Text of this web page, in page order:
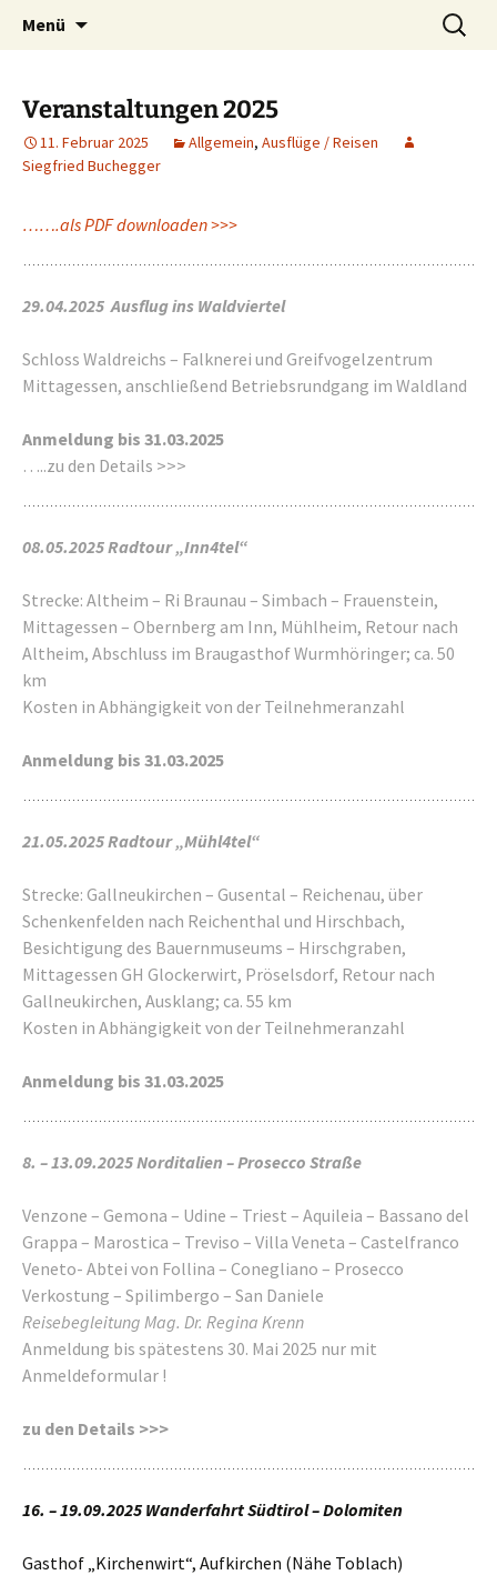
Menü
Suchen
nach:
Veranstaltungen 2025
11. Februar 2025 Allgemein, Ausflüge / Reisen
Siegfried Buchegger
…….als PDF downloaden >>>
29.04.2025 Ausflug ins Waldviertel
Schloss Waldreichs – Falknerei und Greifvogelzentrum
Mittagessen, anschließend Betriebsrundgang im Waldland
Anmeldung bis 31.03.2025
…..zu den Details >>>
08.05.2025Radtour „Inn4tel“
Strecke: Altheim – Ri Braunau – Simbach – Frauenstein,
Mittagessen – Obernberg am Inn, Mühlheim, Retour nach
Altheim, Abschluss im Braugasthof Wurmhöringer; ca. 50
km
Kosten in Abhängigkeit von der Teilnehmeranzahl
Anmeldung bis 31.03.2025
21.05.2025Radtour „Mühl4tel“
Strecke: Gallneukirchen – Gusental – Reichenau, über
Schenkenfelden nach Reichenthal und Hirschbach,
Besichtigung des Bauernmuseums – Hirschgraben,
Mittagessen GH Glockerwirt, Pröselsdorf, Retour nach
Gallneukirchen, Ausklang; ca. 55 km
Kosten in Abhängigkeit von der Teilnehmeranzahl
Anmeldung bis 31.03.2025
8. – 13.09.2025 Norditalien – Prosecco Straße
Venzone – Gemona – Udine – Triest – Aquileia – Bassano del
Grappa – Marostica – Treviso – Villa Veneta – Castelfranco
Veneto- Abtei von Follina – Conegliano – Prosecco
Verkostung – Spilimbergo – San Daniele
Reisebegleitung Mag. Dr. Regina Krenn
Anmeldung bis spätestens 30. Mai 2025 nur mit
Anmeldeformular !
zu den Details >>>
16. – 19.09.2025 Wanderfahrt Südtirol – Dolomiten
Gasthof „Kirchenwirt“, Aufkirchen (Nähe Toblach)